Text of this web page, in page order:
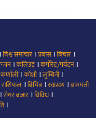
विश्व समाचार ।प्रबास।बिचार ।
।कलिउड।कर्पोरेट/पर्यटन।
कर्णाली।कोशी।लुम्बिनी।
राशिफल ।बिचित्र।स्वास्थ्य ।बागमती
सेयर बजार ।विविध।
।